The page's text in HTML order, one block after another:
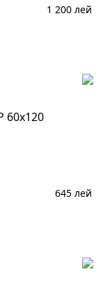
1 200 лей
645 лей